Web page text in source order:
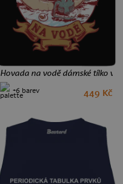
Hovada na vodě dámské tílko
+6 barev 449 Kč